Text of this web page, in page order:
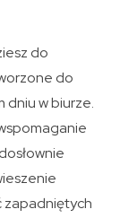
do
do
dniu w biurze.
zapadniętych